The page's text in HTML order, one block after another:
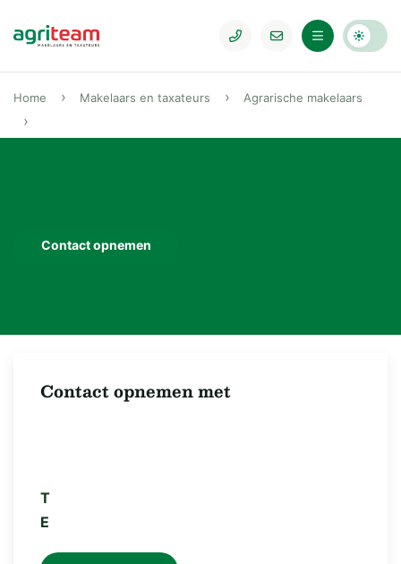
Home Makelaars en taxateurs Agrarische makelaars
Contact opnemen
Contact opnemen met
T
E